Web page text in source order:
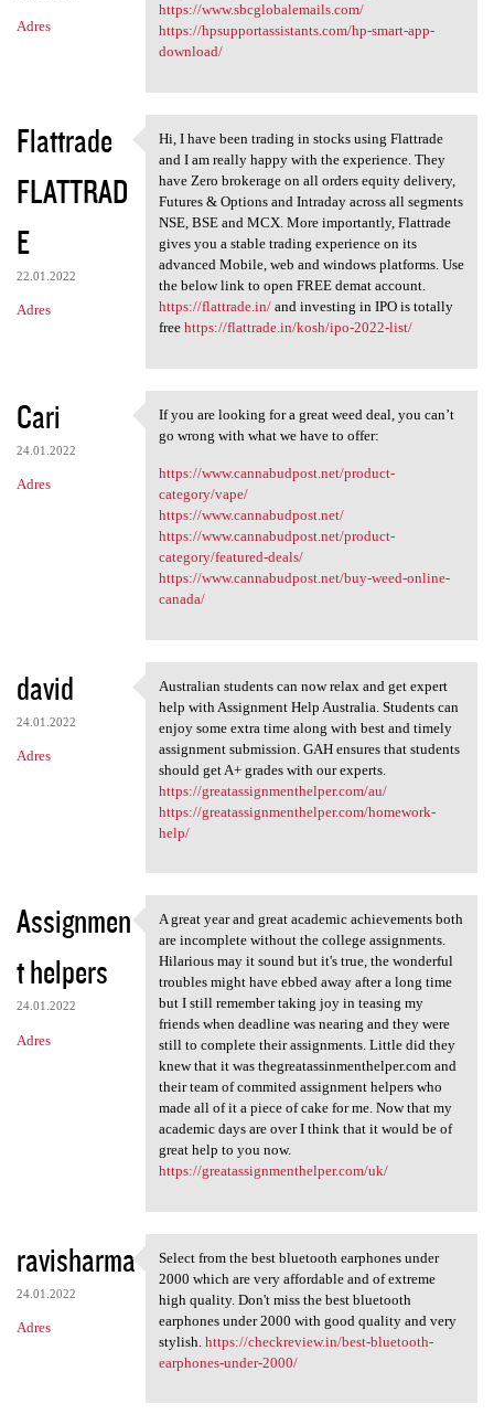
Adres
https://www.sbcglobalemails.com/
https://hpsupportassistants.com/hp-smart-app-
download/
Flattrade
FLATTRAD
E
22.01.2022
Adres
Hi, I have been trading in
Hi, I have been trading in stocks using Flattrade
and I am really happy with the experience. They
have Zero brokerage on all orders equity delivery,
Futures & Options and Intraday across all segments
NSE, BSE and MCX. More importantly, Flattrade
gives you a stable trading experience on its
advanced Mobile, web and windows platforms. Use
the below link to open FREE demat account.
https://flattrade.in/and investing in IPO is totally
free https://flattrade.in/kosh/ipo-2022-list/
Cari
24.01.2022
Adres
If you are looking for a
If you are looking for a great weed deal, you can’t
go wrong with what we have to offer:
https://www.cannabudpost.net/product-
category/vape/
https://www.cannabudpost.net/
https://www.cannabudpost.net/product-
category/featured-deals/
https://www.cannabudpost.net/buy-weed-online-
canada/
david
24.01.2022
Adres
Australian students can now
Australian students can now relax and get expert
help with Assignment Help Australia. Students can
enjoy some extra time along with best and timely
assignment submission. GAH ensures that students
should get A+ grades with our experts.
https://greatassignmenthelper.com/au/
https://greatassignmenthelper.com/homework-
help/
Assignmen
t helpers
24.01.2022
Adres
A great year and great
A great year and great academic achievements both
are incomplete without the college assignments.
Hilarious may it sound but it's true, the wonderful
troubles might have ebbed away after a long time
but I still remember taking joy in teasing my
friends when deadline was nearing and they were
still to complete their assignments. Little did they
knew that it was thegreatassinmenthelper.com and
their team of commited assignment helpers who
made all of it a piece of cake for me. Now that my
academic days are over I think that it would be of
great help to you now.
https://greatassignmenthelper.com/uk/
ravisharma
24.01.2022
Adres
Select from the best
Select from the best bluetooth earphones under
2000 which are very affordable and of extreme
high quality. Don't miss the best bluetooth
earphones under 2000 with good quality and very
stylish. https://checkreview.in/best-bluetooth-
earphones-under-2000/